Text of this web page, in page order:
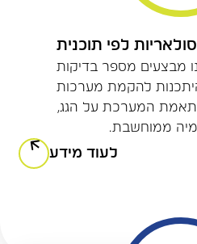
לפי תוכנית
מבצעים מספר בדיקות
להקמת מערכות
המערכת על הגג,
ממוחשבת.
לעוד מידע